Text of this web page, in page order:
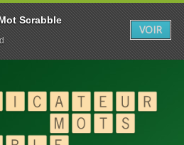
Scrabble
VOIR